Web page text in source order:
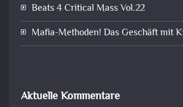
Beats 4 Critical Mass Vol.22
Mafia-Methoden! Das Geschäft mit
Aktuelle Kommentare